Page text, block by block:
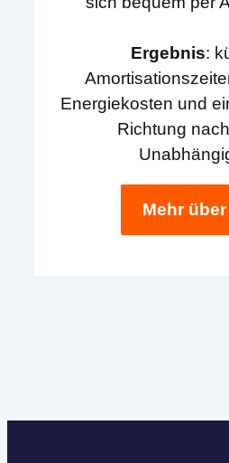
Ergebnis:
Energiekosten und
Richtung
Mehr